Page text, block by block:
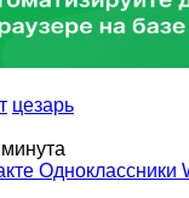
цезарь
Одноклассники